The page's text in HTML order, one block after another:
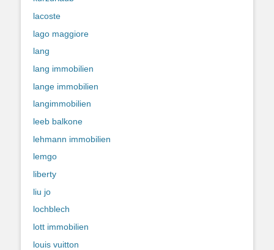
lacoste
lago maggiore
lang
lang immobilien
lange immobilien
langimmobilien
leeb balkone
lehmann immobilien
lemgo
liberty
liu jo
lochblech
lott immobilien
louis vuitton